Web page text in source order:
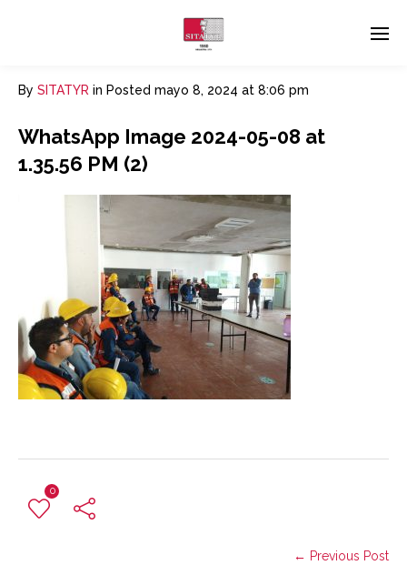
By SITATYR in Posted mayo 8, 2024 at 8:06 pm
WhatsApp Image 2024-05-08 at
1.35.56 PM (2)
0
← Previous Post